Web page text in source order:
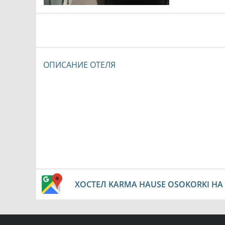
ОПИСАНИЕ ОТЕЛЯ
ХОСТЕЛ KARMA HAUSE OSOKORKI